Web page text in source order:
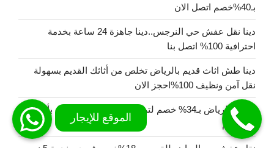
بـ40%خصم اتصل الان
دينا نقل عفش حي النرجس..دينا جاهزة 24 ساعة بخدمة
احترافية 100% اتصل بنا
دينا طش اثاث قديم بالرياض تخلص من أثاثك القديم بسهولة
نقل آمن ونظيف 100%احجز الان
مبلط بالرياض بـ34% خصم لتركيب البلاط والسيراميك بأحدث
التصاميم